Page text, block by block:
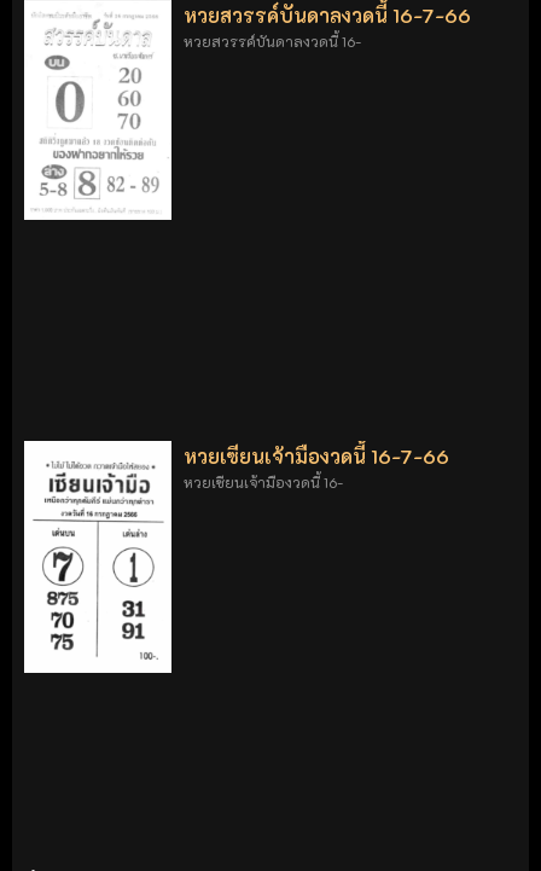
หวยสวรรค์บันดาลงวดนี้ 16-7-66
หวยสวรรค์บันดาลงวดนี้ 16-
หวยเซียนเจ้ามืองวดนี้ 16-7-66
หวยเซียนเจ้ามืองวดนี้ 16-